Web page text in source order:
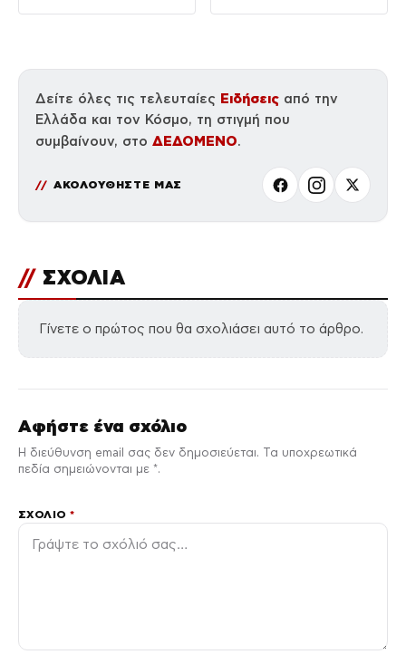
Δείτε όλες τις τελευταίες Ειδήσεις από την
Ελλάδα και τον Κόσμο, τη στιγμή που
συμβαίνουν, στο ΔΕΔΟΜΕΝΟ.
ΑΚΟΛΟΥΘΗΣΤΕ ΜΑΣ
// ΣΧΟΛΙΑ
Γίνετε ο πρώτος που θα σχολιάσει αυτό το άρθρο.
Αφήστε ένα σχόλιο
Η διεύθυνση email σας δεν δημοσιεύεται. Τα υποχρεωτικά
πεδία σημειώνονται με *.
ΣΧΌΛΙΟ*